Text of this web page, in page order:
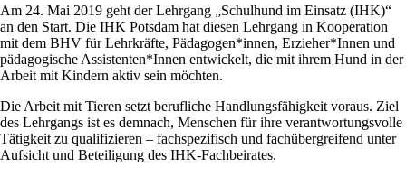
Am 24. Mai 2019 geht der Lehrgang „Schulhund im Einsatz (IHK)“
an den Start. Die IHK Potsdam hat diesen Lehrgang in Kooperation
mit dem BHV für Lehrkräfte, Pädagogen*innen, Erzieher*Innen und
pädagogische Assistenten*Innen entwickelt, die mit ihrem Hund in der
Arbeit mit Kindern aktiv sein möchten.
Die Arbeit mit Tieren setzt berufliche Handlungsfähigkeit voraus. Ziel
des Lehrgangs ist es demnach, Menschen für ihre verantwortungsvolle
Tätigkeit zu qualifizieren – fachspezifisch und fachübergreifend unter
Aufsicht und Beteiligung des IHK-Fachbeirates.